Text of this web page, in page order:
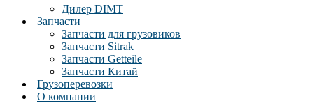
Дилер DIMT
Запчасти
Запчасти для грузовиков
Запчасти Sitrak
Запчасти Getteile
Запчасти Китай
Грузоперевозки
О компании